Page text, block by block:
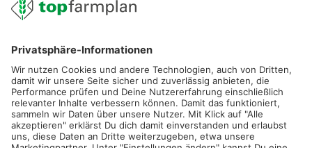
02501 801 44 84
service@topfarmplan.de
Sei immer auf dem Laufenden!